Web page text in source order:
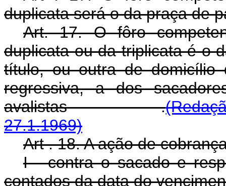
duplicata será o da praça de
Art. 17. O fôro
duplicata ou da triplicata é o
título, ou outra de
regressiva, a dos
avalistas .
27.1.1969)
Art . 18. A ação de
I - contra o sacado e
contados da data do